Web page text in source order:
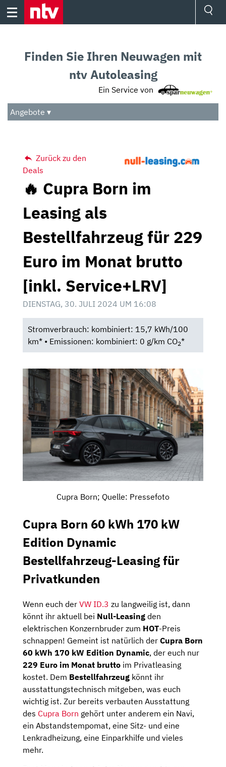
Skip
Audio
Das Beste
Finden Sie Ihren Neuwagen mit
ntv Autoleasing
Ein Service von
Angebote ▾
Zurück zu den
Deals
🔥 Cupra Born im
Leasing als
Bestellfahrzeug für 229
Euro im Monat brutto
[inkl. Service+LRV]
DIENSTAG, 30. JULI 2024 UM 16:08
Stromverbrauch: kombiniert: 15,7 kWh/100
km* • Emissionen: kombiniert: 0 g/km CO2*
Cupra Born; Quelle: Pressefoto
Cupra Born 60 kWh 170 kW
Edition Dynamic
Bestellfahrzeug-Leasing für
Privatkunden
Wenn euch der VW ID.3 zu langweilig ist, dann
könnt ihr aktuell bei Null-Leasing den
elektrischen Konzernbruder zum HOT-Preis
schnappen! Gemeint ist natürlich der Cupra Born
60 kWh 170 kW Edition Dynamic, der euch nur
229 Euro im Monat brutto im Privatleasing
kostet. Dem Bestellfahrzeug könnt ihr
ausstattungstechnisch mitgeben, was euch
wichtig ist. Zur bereits verbauten Ausstattung
des Cupra Born gehört unter anderem ein Navi,
ein Abstandstempomat, eine Sitz- und eine
Lenkradheizung, eine Einparkhilfe und vieles
mehr.